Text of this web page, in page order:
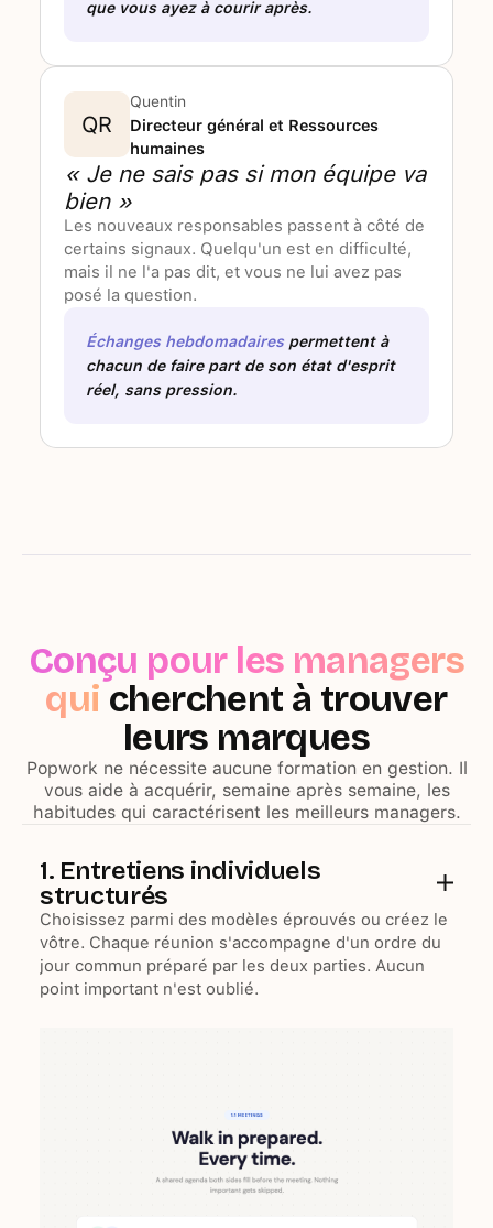
que vous ayez à courir après.
QR
Quentin
Directeur général et Ressources
humaines
« Je ne sais pas si mon équipe va
bien »
Les nouveaux responsables passent à côté de
certains signaux. Quelqu'un est en difficulté,
mais il ne l'a pas dit, et vous ne lui avez pas
posé la question.
Échanges hebdomadaires permettent à
chacun de faire part de son état d'esprit
réel, sans pression.
Conçu pour les managers
qui cherchent à trouver
leurs marques
Popwork ne nécessite aucune formation en gestion. Il
vous aide à acquérir, semaine après semaine, les
habitudes qui caractérisent les meilleurs managers.
1. Entretiens individuels
structurés
Choisissez parmi des modèles éprouvés ou créez le
vôtre. Chaque réunion s'accompagne d'un ordre du
jour commun préparé par les deux parties. Aucun
point important n'est oublié.